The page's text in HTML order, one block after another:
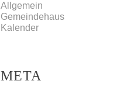
Allgemein
Gemeindehaus
Kalender
META